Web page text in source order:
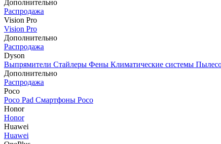
Дополнительно
Распродажа
Vision Pro
Vision Pro
Дополнительно
Распродажа
Dyson
Выпрямители Стайлеры Фены Климатические системы
Дополнительно
Распродажа
Poco
Poco Pad Смартфоны Poco
Honor
Honor
Huawei
Huawei